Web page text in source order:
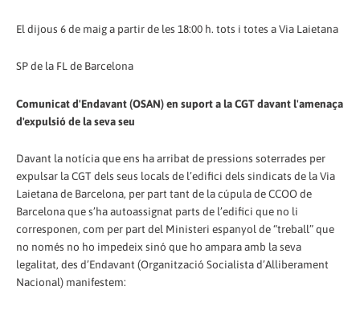
El dijous 6 de maig a partir de les 18:00 h. tots i totes a Via Laietana
SP de la FL de Barcelona
Comunicat d'Endavant (OSAN) en suport a la CGT davant l'amenaça
d'expulsió de la seva seu
Davant la notícia que ens ha arribat de pressions soterrades per
expulsar la CGT dels seus locals de l’edifici dels sindicats de la Via
Laietana de Barcelona, per part tant de la cúpula de CCOO de
Barcelona que s’ha autoassignat parts de l’edifici que no li
corresponen, com per part del Ministeri espanyol de “treball” que
no només no ho impedeix sinó que ho ampara amb la seva
legalitat, des d’Endavant (Organització Socialista d’Alliberament
Nacional) manifestem: